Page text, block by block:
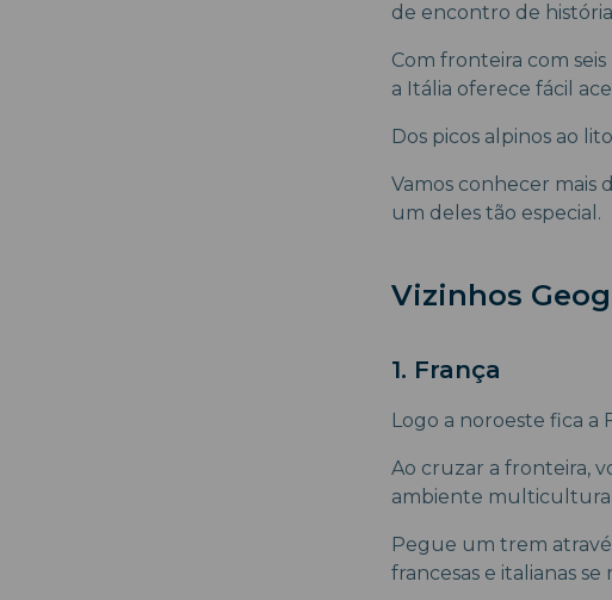
de encontro de
Com fronteira com
a Itália oferece fácil
Dos picos alpinos ao
Vamos conhecer mais
um deles tão especial.
Vizinhos
1. França
Logo a noroeste fica a
Ao cruzar a fronteira,
ambiente multicultural
Pegue um trem
francesas e italianas